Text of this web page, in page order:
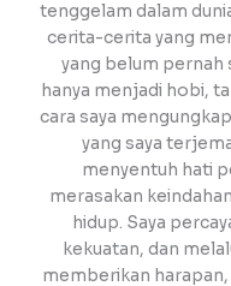
tenggelam dalam
cerita-cerita yang
yang belum pernah
hanya menjadi hobi,
cara saya
yang saya
menyentuh hati
merasakan
hidup. Saya
kekuatan, dan
memberikan